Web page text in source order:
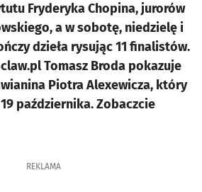
Fryderyka Chopina, jurorów
a w sobotę, niedzielę i
dzieła rysując 11 finalistów.
Tomasz Broda pokazuje
Piotra Alexewicza, który
października. Zobaczcie
REKLAMA